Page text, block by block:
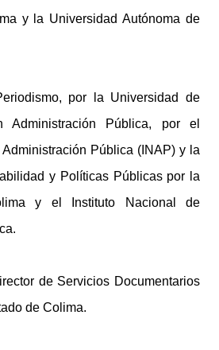
y la Universidad Autónoma de
por la Universidad de
Administración Pública, por el
Administración Pública (INAP) y la
y Políticas Públicas por la
y el Instituto Nacional de
de Servicios Documentarios
de Colima.